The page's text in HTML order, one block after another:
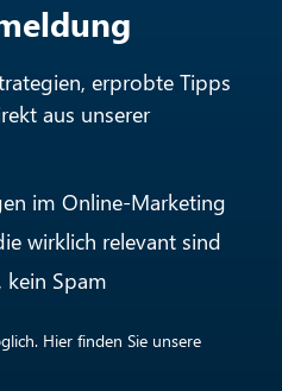
erprobte Tipps
aus unserer
im Online-Marketing
wirklich relevant sind
Spam
Hier finden Sie unsere